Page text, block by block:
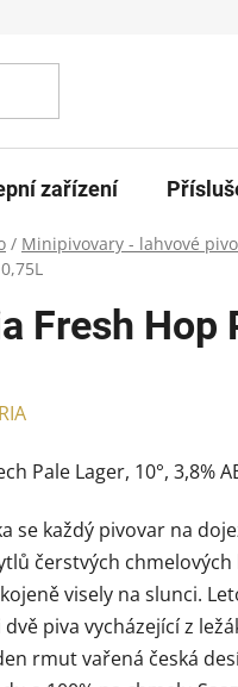
zařízení
/ Minipivovary - lahvové
Fresh Hop
Pale Lager, 10°, 3,8%
se každý pivovar na
čerstvých
visely na slunci.
piva vycházející z
rmut vařená česká